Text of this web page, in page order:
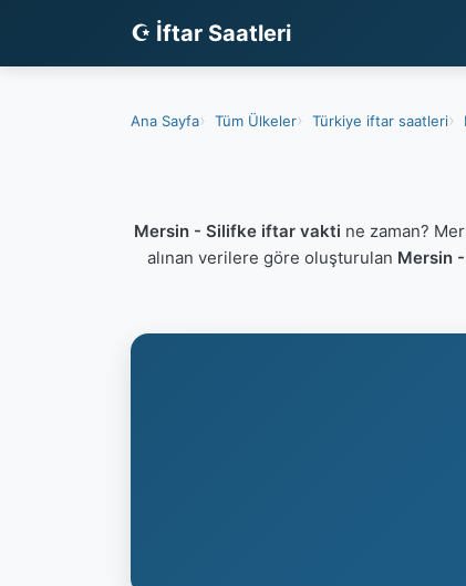
☪ İftar Saatleri
Ana Sayfa Tüm Ülkeler Türkiye iftar saatleri
Mersin - Silifke iftar vakti ne zaman?
alınan verilere göre oluşturulan Mersin